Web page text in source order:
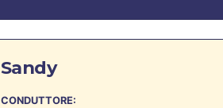
Sandy
CONDUTTORE: